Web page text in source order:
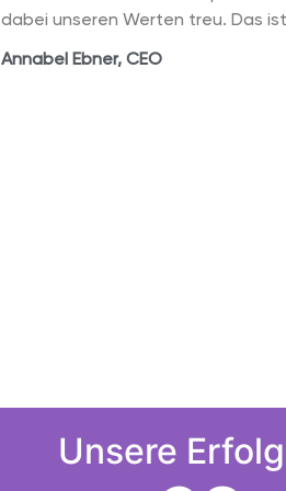
dabei unseren Werten treu. Das
Annabel Ebner, CEO
Unsere